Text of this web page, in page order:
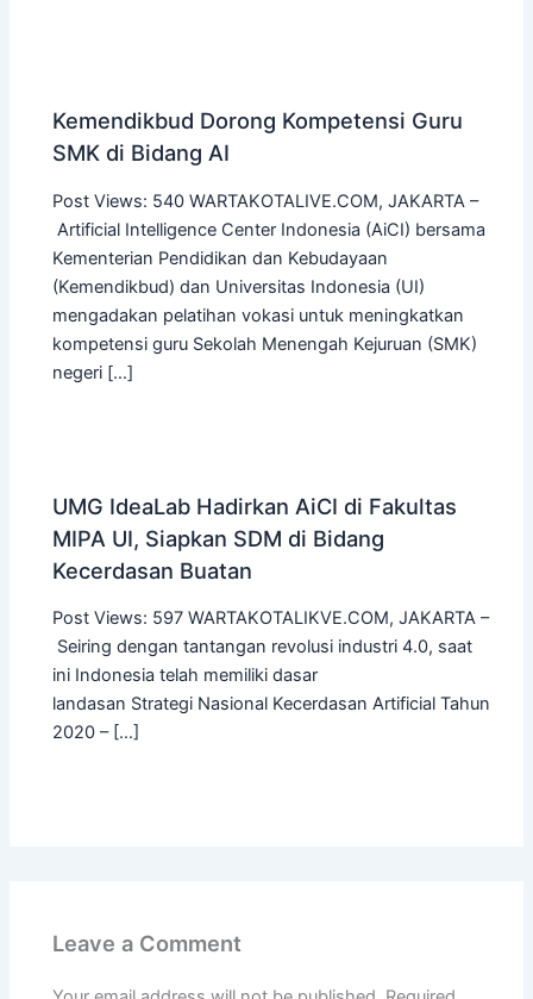
Kemendikbud Dorong Kompetensi Guru
SMK di Bidang AI
Post Views: 540 WARTAKOTALIVE.COM, JAKARTA –
Artificial Intelligence Center Indonesia (AiCI) bersama
Kementerian Pendidikan dan Kebudayaan
(Kemendikbud) dan Universitas Indonesia (UI)
mengadakan pelatihan vokasi untuk meningkatkan
kompetensi guru Sekolah Menengah Kejuruan (SMK)
negeri […]
UMG IdeaLab Hadirkan AiCI di Fakultas
MIPA UI, Siapkan SDM di Bidang
Kecerdasan Buatan
Post Views: 597 WARTAKOTALIKVE.COM, JAKARTA –
Seiring dengan tantangan revolusi industri 4.0, saat
ini Indonesia telah memiliki dasar
landasan Strategi Nasional Kecerdasan Artificial Tahun
2020 – […]
Leave a Comment